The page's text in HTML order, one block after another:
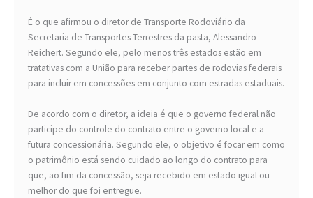
É o que afirmou o diretor de Transporte Rodoviário da
Secretaria de Transportes Terrestres da pasta, Alessandro
Reichert. Segundo ele, pelo menos três estados estão em
tratativas com a União para receber partes de rodovias federais
para incluir em concessões em conjunto com estradas estaduais.
De acordo com o diretor, a ideia é que o governo federal não
participe do controle do contrato entre o governo local e a
futura concessionária. Segundo ele, o objetivo é focar em como
o patrimônio está sendo cuidado ao longo do contrato para
que, ao fim da concessão, seja recebido em estado igual ou
melhor do que foi entregue.